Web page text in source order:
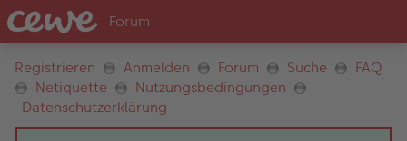
Registrieren Anmelden Forum Suche
FAQ
Netiquette
Nutzungsbedingungen
Datenschutzerklärung